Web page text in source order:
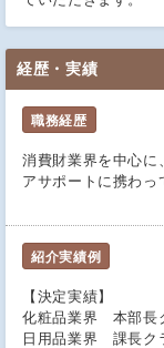
経歴・実績
職務経歴
消費財業界を中心に
アサポートに携わっ
紹介実績例
【決定実績】
化粧品業界 本部長
日用品業界 課長